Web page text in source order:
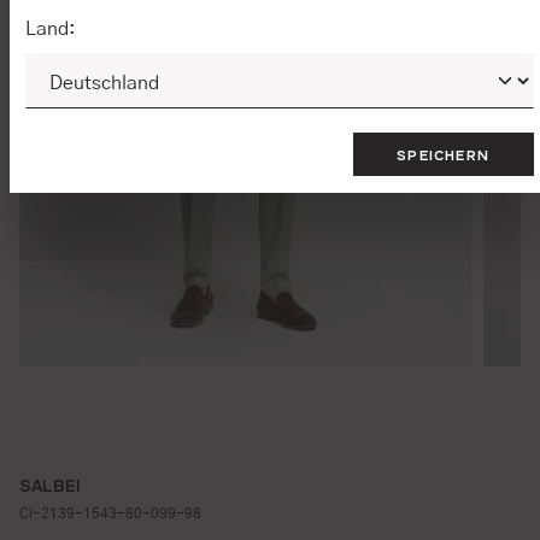
SALBEI
CI-2139-1543-80-099-98
Land:
SPEICHERN